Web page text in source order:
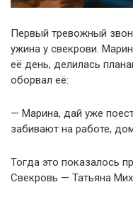
Первый тревожный
ужина у свекрови.
её день, делилась
оборвал её:
— Марина, дай уже
забивают на работе,
Тогда это показалось
Свекровь — Татьяна